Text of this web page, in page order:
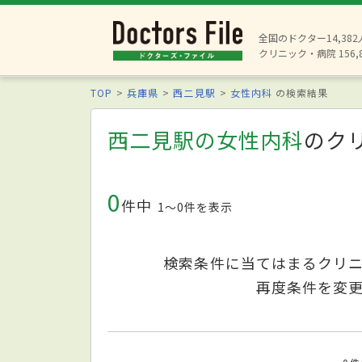
全国のドクター14,382
クリニック・病院
TOP 兵庫県 西二見駅 女性内科 の検索結果
西二見駅の女性内科のク
0件中 1〜0件を表示
検索条件に当てはまるクリ
再度条件を変